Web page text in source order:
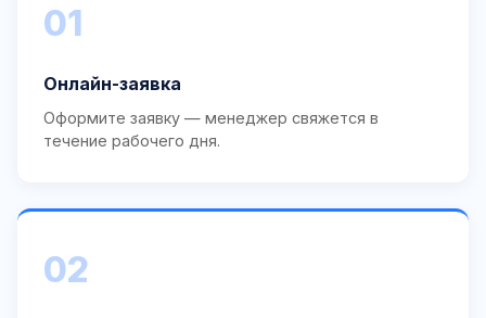
01
Онлайн-заявка
Оформите заявку — менеджер свяжется в
течение рабочего дня.
02